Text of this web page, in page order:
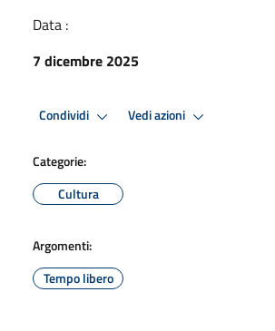
Data :
7 dicembre 2025
Condividi Vedi azioni
Categorie:
Cultura
Argomenti:
Tempo libero